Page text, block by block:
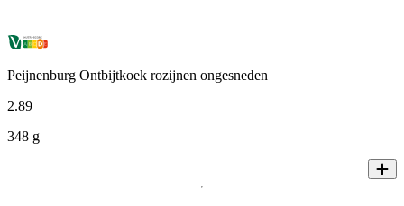
Peijnenburg Ontbijtkoek rozijnen ongesneden
2.89
348 g